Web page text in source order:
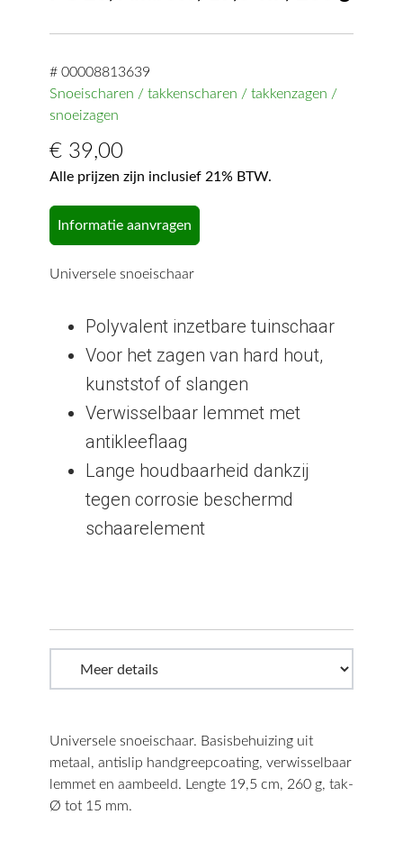
# 00008813639
Snoeischaren / takkenscharen / takkenzagen /
snoeizagen
€ 39,00
Alle prijzen zijn inclusief 21% BTW.
Informatie aanvragen
Universele snoeischaar
Polyvalent inzetbare tuinschaar
Voor het zagen van hard hout,
kunststof of slangen
Verwisselbaar lemmet met
antikleeflaag
Lange houdbaarheid dankzij
tegen corrosie beschermd
schaarelement
Universele snoeischaar. Basisbehuizing uit
metaal, antislip handgreepcoating, verwisselbaar
lemmet en aambeeld. Lengte 19,5 cm, 260 g, tak-
Ø tot 15 mm.